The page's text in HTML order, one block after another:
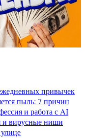
привычек
пыль: 7 причин
и работа с AI
и вирусные ниши